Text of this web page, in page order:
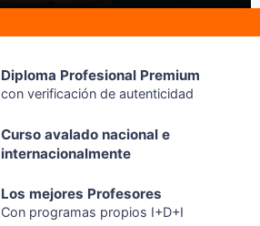
Diploma Profesional Premium
con verificación de autenticidad
Curso avalado nacional e
internacionalmente
Los mejores Profesores
Con programas propios I+D+I